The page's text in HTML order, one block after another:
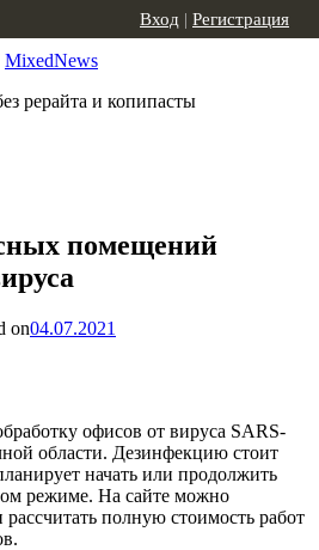
MixedNews
рерайта и копипасты
Вход | Регистрация
помещений
on04.07.2021
офисов от вируса SARS-
области. Дезинфекцию стоит
начать или продолжить
режиме. На сайте можно
рассчитать полную стоимость работ